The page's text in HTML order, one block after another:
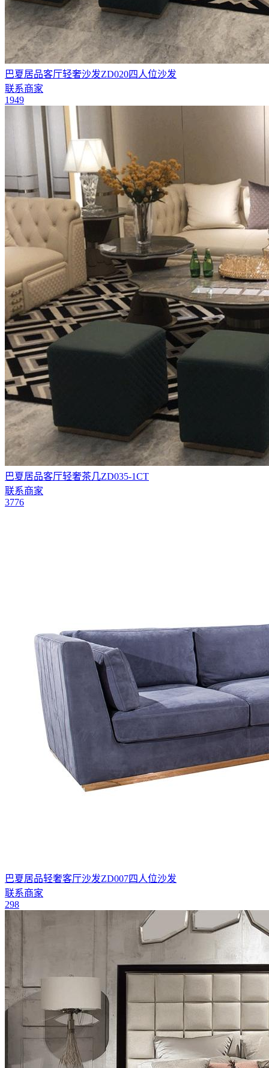
巴夏居品客厅轻奢沙发ZD020四人位沙发
联系商家
1949
巴夏居品客厅轻奢茶几ZD035-1CT
联系商家
3776
巴夏居品轻奢客厅沙发ZD007四人位沙发
联系商家
298